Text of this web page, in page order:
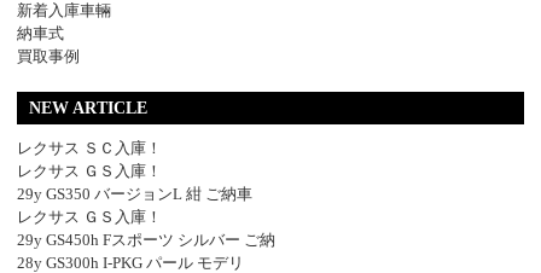
新着入庫車輛
納車式
買取事例
NEW ARTICLE
レクサス ＳＣ入庫！
レクサス ＧＳ入庫！
29y GS350 バージョンL 紺 ご納車
レクサス ＧＳ入庫！
29y GS450h Fスポーツ シルバー ご納
28y GS300h I-PKG パール モデリ